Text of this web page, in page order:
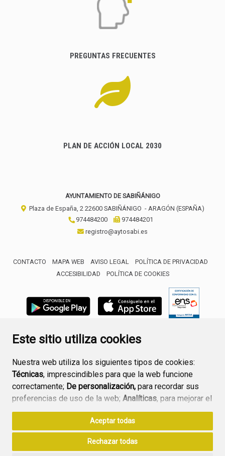
Este sitio utiliza cookies
Nuestra web utiliza los siguientes tipos de cookies:
Técnicas, imprescindibles para que la web funcione
correctamente; De personalización, para recordar sus
preferencias de uso de la web; Analíticas, para mejorar el
funcionamiento de la web y sus servicios.
Si acepta pulsando el botón“Aceptar todas”
consideramos que acepta su uso. Si pulsa el botón
Aceptar todas
Rechazar todas
PREGUNTAS FRECUENTES
PLAN DE ACCIÓN LOCAL 2030
AYUNTAMIENTO DE SABIÑÁNIGO
Plaza de España, 2 22600 SABIÑÁNIGO - ARAGÓN (ESPAÑA)
974484200
974484201
registro@aytosabi.es
CONTACTO MAPA WEB AVISO LEGAL
POLÍTICA DE PRIVACIDAD
ACCESIBILIDAD
POLÍTICA DE COOKIES